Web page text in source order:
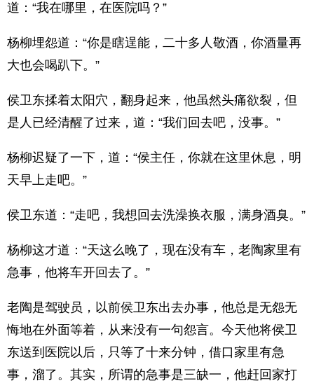
道：“我在哪里，在医院吗？”
杨柳埋怨道：“你是瞎逞能，二十多人敬酒，你酒量再
大也会喝趴下。”
侯卫东揉着太阳穴，翻身起来，他虽然头痛欲裂，但
是人已经清醒了过来，道：“我们回去吧，没事。”
杨柳迟疑了一下，道：“侯主任，你就在这里休息，明
天早上走吧。”
侯卫东道：“走吧，我想回去洗澡换衣服，满身酒臭。”
杨柳这才道：“天这么晚了，现在没有车，老陶家里有
急事，他将车开回去了。”
老陶是驾驶员，以前侯卫东出去办事，他总是无怨无
悔地在外面等着，从来没有一句怨言。今天他将侯卫
东送到医院以后，只等了十来分钟，借口家里有急
事，溜了。其实，所谓的急事是三缺一，他赶回家打